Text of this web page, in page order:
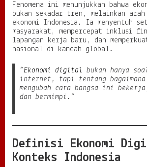
h
a
N
a
s
o
n
a
n
s
f
Fenomena ini menunjukkan bahwa
bukan sekadar tren, melainkan arah
ekonomi Indonesia. Ia menyentuh
masyarakat, mempercepat inklusi
lapangan kerja baru, dan
nasional di kancah global.
“Ekonomi digital bukan hanya
internet, tapi tentang
mengubah cara bangsa ini
dan bermimpi.”
Definisi Ekonomi
Konteks Indonesia